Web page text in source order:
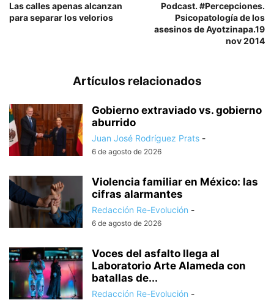
Las calles apenas alcanzan
para separar los velorios
Podcast. #Percepciones.
Psicopatología de los
asesinos de Ayotzinapa.19
nov 2014
Artículos relacionados
Gobierno extraviado vs. gobierno
aburrido
Juan José Rodríguez Prats -
6 de agosto de 2026
Violencia familiar en México: las
cifras alarmantes
Redacción Re-Evolución -
6 de agosto de 2026
Voces del asfalto llega al
Laboratorio Arte Alameda con
batallas de...
Redacción Re-Evolución -